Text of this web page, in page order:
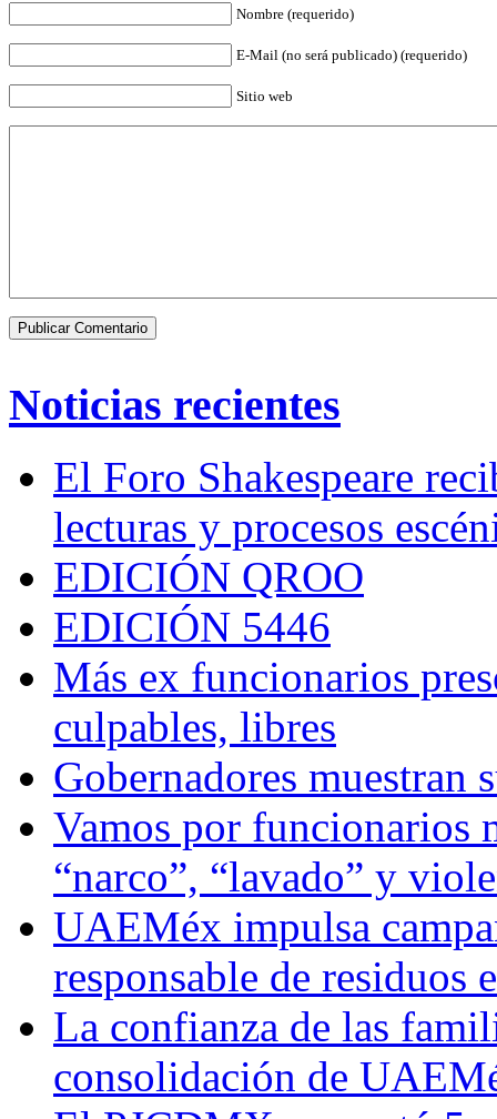
Nombre (requerido)
E-Mail (no será publicado) (requerido)
Sitio web
Noticias recientes
El Foro Shakespeare
lecturas y procesos
EDICIÓN QROO
EDICIÓN 5446
Más ex funcionarios
culpables, libres
Gobernadores muestran
Vamos por funcionarios
“narco”, “lavado” y
UAEMéx impulsa
responsable de residuos
La confianza de las
consolidación de